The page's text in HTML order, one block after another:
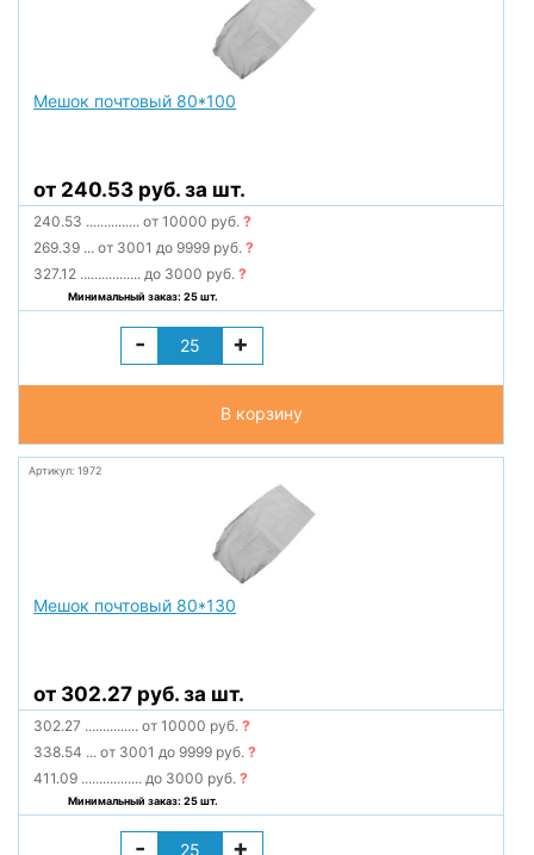
Мешок почтовый 80*100
от 240.53 руб. за шт.
240.53 ............... от 10000 руб.?
269.39 ... от 3001 до 9999 руб.?
327.12 ................. до 3000 руб.?
Минимальный заказ: 25 шт.
- +
В корзину
Артикул: 1972
Мешок почтовый 80*130
от 302.27 руб. за шт.
302.27 ............... от 10000 руб.?
338.54 ... от 3001 до 9999 руб.?
411.09 ................. до 3000 руб.?
Минимальный заказ: 25 шт.
- +